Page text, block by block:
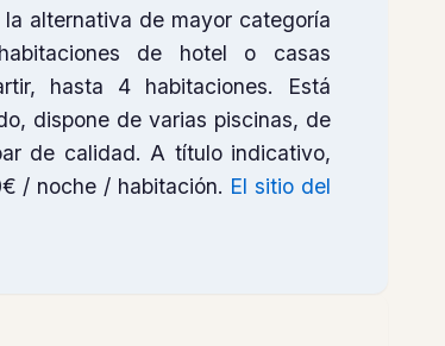
alternativa de mayor categoría
de hotel o casas
hasta 4 habitaciones. Está
dispone de varias piscinas, de
de calidad. A título indicativo,
/ noche / habitación. El sitio del